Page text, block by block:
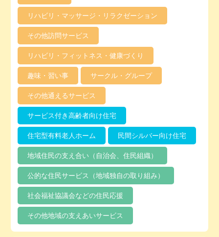
リハビリ・マッサージ・リラクゼーション
その他訪問サービス
リハビリ・フィットネス・健康づくり
趣味・習い事 サークル・グループ
その他通えるサービス
サービス付き高齢者向け住宅
住宅型有料老人ホーム 民間シルバー向け住宅
地域住民の支え合い（自治会、住民組織）
公的な住民サービス（地域独自の取り組み）
社会福祉協議会などの住民応援
その他地域の支えあいサービス